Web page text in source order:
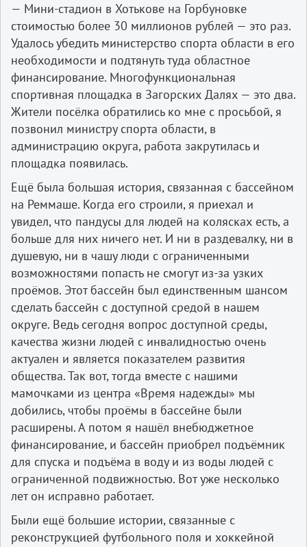
— Мини-стадион в Хотькове на Горбуновке
стоимостью более 30 миллионов рублей — это раз.
Удалось убедить министерство спорта области в его
необходимости и подтянуть туда областное
финансирование. Многофункциональная
спортивная площадка в Загорских Далях — это два.
Жители посёлка обратились ко мне с просьбой, я
позвонил министру спорта области, в
администрацию округа, работа закрутилась и
площадка появилась.
Ещё была большая история, связанная с бассейном
на Реммаше. Когда его строили, я приехал и
увидел, что пандусы для людей на колясках есть, а
больше для них ничего нет. И ни в раздевалку, ни в
душевую, ни в чашу люди с ограниченными
возможностями попасть не смогут из-за узких
проёмов. Этот бассейн был единственным шансом
сделать бассейн с доступной средой в нашем
округе. Ведь сегодня вопрос доступной среды,
качества жизни людей с инвалидностью очень
актуален и является показателем развития
общества. Так вот, тогда вместе с нашими
мамочками из центра «Время надежды» мы
добились, чтобы проёмы в бассейне были
расширены. А потом я нашёл внебюджетное
финансирование, и бассейн приобрел подъёмник
для спуска и подъёма в воду и из воды людей с
ограниченной подвижностью. Вот уже несколько
лет он исправно работает.
Были ещё большие истории, связанные с
реконструкцией футбольного поля и хоккейной